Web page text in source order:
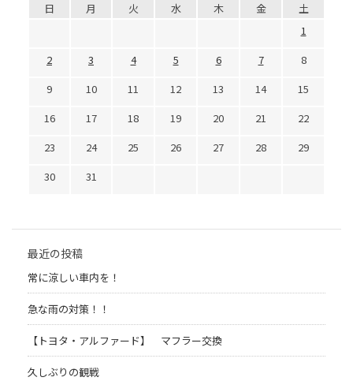
日 月 火 水 木 金
土
1
2
3 4 5 6 7
8
9
10 11 12 13 14
15
16
17 18 19 20 21
22
23
24 25 26 27 28
29
30
31
最近の投稿
常に涼しい車内を！
急な雨の対策！！
【トヨタ・アルファード】 マフラー交換
久しぶりの観戦